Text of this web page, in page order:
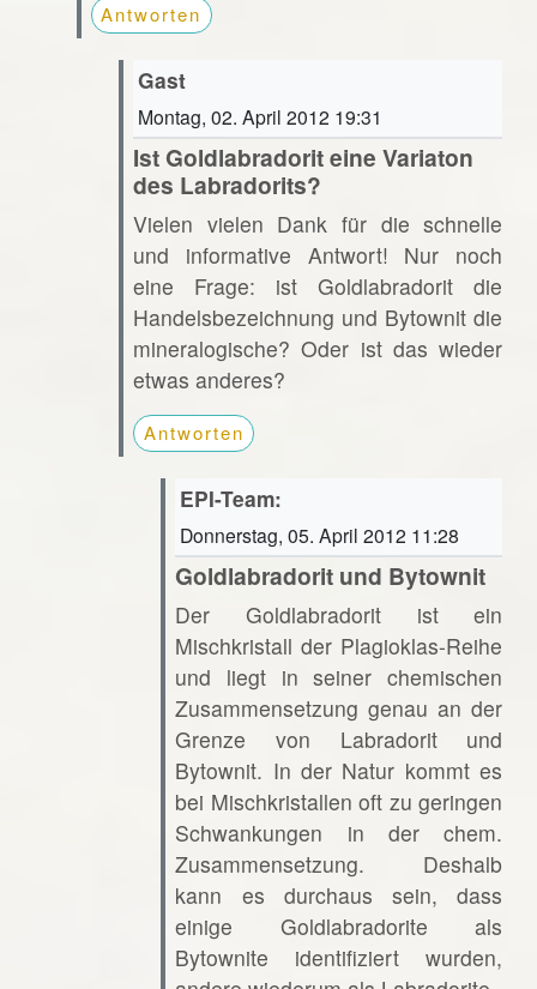
Antworten
Gast
Montag, 02. April 2012 19:31
Ist Goldlabradorit eine Variaton
des Labradorits?
Vielen vielen Dank für die schnelle
und informative Antwort! Nur noch
eine Frage: ist Goldlabradorit die
Handelsbezeichnung und Bytownit die
mineralogische? Oder ist das wieder
etwas anderes?
Antworten
EPI-Team:
Donnerstag, 05. April 2012 11:28
Goldlabradorit und Bytownit
Der Goldlabradorit ist ein
Mischkristall der Plagioklas-Reihe
und liegt in seiner chemischen
Zusammensetzung genau an der
Grenze von Labradorit und
Bytownit. In der Natur kommt es
bei Mischkristallen oft zu geringen
Schwankungen in der chem.
Zusammensetzung. Deshalb
kann es durchaus sein, dass
einige Goldlabradorite als
Bytownite identifiziert wurden,